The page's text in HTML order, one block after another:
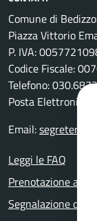
Comune di
Piazza Vittorio
P. IVA:
Codice Fiscale:
Telefono:
Posta Elettronica
Email:
Leggi le FAQ
Prenotazione
Segnalazione